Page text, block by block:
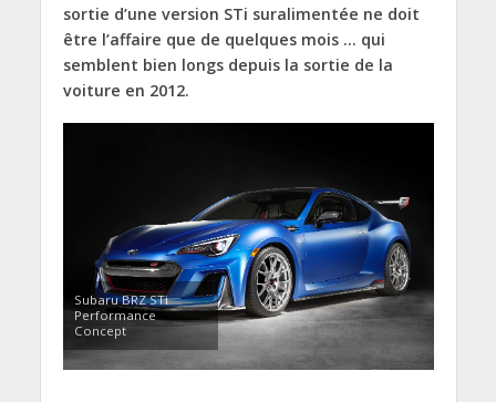
sortie d’une version STi suralimentée ne doit
être l’affaire que de quelques mois … qui
semblent bien longs depuis la sortie de la
voiture en 2012.
Subaru BRZ STi
Performance
Concept